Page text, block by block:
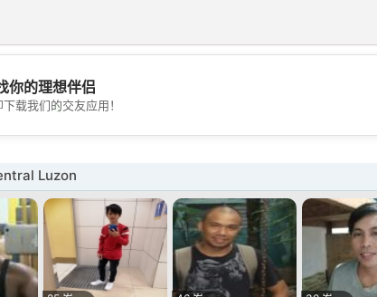
💖
💕
你的理想伴侣
下载我们的交友应用！
Luzon